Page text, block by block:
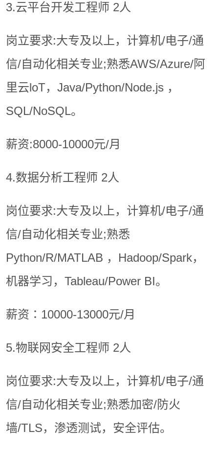
3.云平台开发工程师 2人
岗立要求:大专及以上，计算机/电子/通
信/自动化相关专业;熟悉AWS/Azure/阿
里云loT，Java/Python/Node.js ，
SQL/NoSQL。
薪资:8000-10000元/月
4.数据分析工程师 2人
岗位要求:大专及以上，计算机/电子/通
信/自动化相关专业;熟悉
Python/R/MATLAB ，Hadoop/Spark，
机器学习，Tableau/Power BI。
薪资∶10000-13000元/月
5.物联网安全工程师 2人
岗位要求:大专及以上，计算机/电子/通
信/自动化相关专业;熟悉加密/防火
墙/TLS，渗透测试，安全评估。